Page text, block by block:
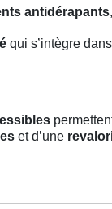
antidérapants,
qui s’intègre
et d’une